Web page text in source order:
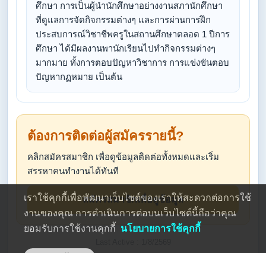
ศึกษา การเป็นผู้นำนักศึกษาอย่างงานสภานักศึกษา
ที่ดูแลการจัดกิจกรรมต่างๆ และการผ่านการฝึก
ประสบการณ์วิชาชีพครูในสถานศึกษาตลอด 1 ปีการ
ศึกษา ได้มีผลงานพานักเรียนไปทำกิจกรรมต่างๆ
มากมาย ทั้งการตอบปัญหาวิชาการ การแข่งขันตอบ
ปัญหากฏหมาย เป็นต้น
ต้องการติดต่อผู้สมัครรายนี้?
คลิกสมัครสมาชิก เพื่อดูข้อมูลติดต่อทั้งหมดและเริ่ม
สรรหาคนทำงานได้ทันที
สมัครสมาชิกเพื่อดูข้อมูล
เราใช้คุกกี้เพื่อพัฒนาเว็บไซต์ของเราให้สะดวกต่อการใช้
งานของคุณ การดำเนินการต่อบนเว็บไซต์นี้ถือว่าคุณ
ยอมรับการใช้งานคุกกี้ นโยบายการใช้คุกกี้